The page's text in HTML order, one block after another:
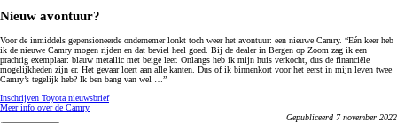
Nieuw avontuur?
Voor de inmiddels gepensioneerde ondernemer lonkt toch weer het avontuur: een nieuwe Camry. “Eén keer heb
ik de nieuwe Camry mogen rijden en dat beviel heel goed. Bij de dealer in Bergen op Zoom zag ik een
prachtig exemplaar: blauw metallic met beige leer. Onlangs heb ik mijn huis verkocht, dus de financiële
mogelijkheden zijn er. Het gevaar loert aan alle kanten. Dus of ik binnenkort voor het eerst in mijn leven twee
Camry’s tegelijk heb? Ik ben bang van wel …”
Inschrijven Toyota nieuwsbrief
Meer info over de Camry
Gepubliceerd 7 november 2022